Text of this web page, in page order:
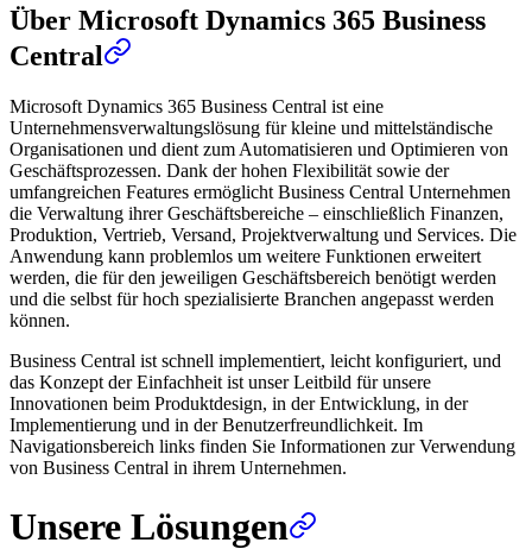
Über Microsoft Dynamics 365 Business
Central
Microsoft Dynamics 365 Business Central ist eine
Unternehmensverwaltungslösung für kleine und mittelständische
Organisationen und dient zum Automatisieren und Optimieren von
Geschäftsprozessen. Dank der hohen Flexibilität sowie der
umfangreichen Features ermöglicht Business Central Unternehmen
die Verwaltung ihrer Geschäftsbereiche – einschließlich Finanzen,
Produktion, Vertrieb, Versand, Projektverwaltung und Services. Die
Anwendung kann problemlos um weitere Funktionen erweitert
werden, die für den jeweiligen Geschäftsbereich benötigt werden
und die selbst für hoch spezialisierte Branchen angepasst werden
können.
Business Central ist schnell implementiert, leicht konfiguriert, und
das Konzept der Einfachheit ist unser Leitbild für unsere
Innovationen beim Produktdesign, in der Entwicklung, in der
Implementierung und in der Benutzerfreundlichkeit. Im
Navigationsbereich links finden Sie Informationen zur Verwendung
von Business Central in ihrem Unternehmen.
Unsere Lösungen